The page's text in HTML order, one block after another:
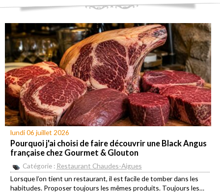
lundi 06 juillet 2026
Pourquoi j'ai choisi de faire découvrir une Black Angus
française chez Gourmet & Glouton
Catégorie : Restaurant Chaudes-Aigues
Lorsque l’on tient un restaurant, il est facile de tomber dans les
habitudes. Proposer toujours les mêmes produits. Toujours les…